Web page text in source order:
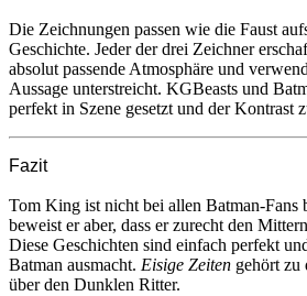
Die Zeichnungen passen wie die Faust
Geschichte. Jeder der drei Zeichner
absolut passende Atmosphäre und
Aussage unterstreicht. KGBeasts und
perfekt in Szene gesetzt und der Kontrast
Fazit
Tom King ist nicht bei allen Batman-Fans
beweist er aber, dass er zurecht den
Diese Geschichten sind einfach perfekt
Batman ausmacht. Eisige Zeiten gehört zu
über den Dunklen Ritter.